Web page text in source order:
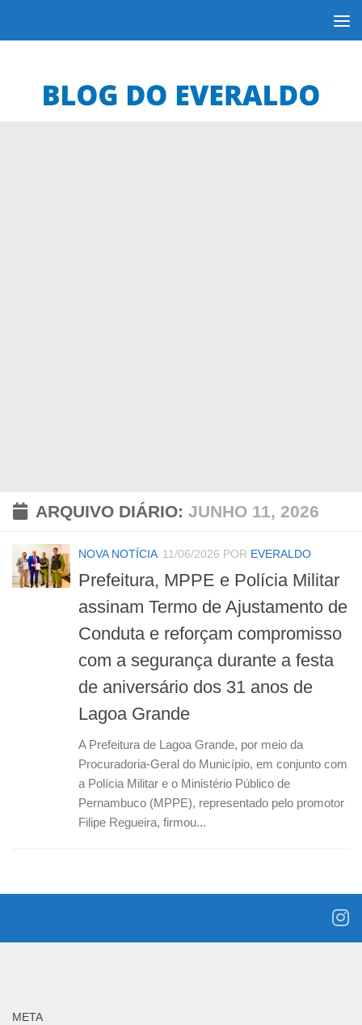
ARQUIVO DIÁRIO: JUNHO 11, 2026
NOVA NOTÍCIA 11/06/2026 POR EVERALDO
Prefeitura, MPPE e Polícia Militar
assinam Termo de Ajustamento de
Conduta e reforçam compromisso
com a segurança durante a festa
de aniversário dos 31 anos de
Lagoa Grande
A Prefeitura de Lagoa Grande, por meio da
Procuradoria-Geral do Município, em conjunto com
a Polícia Militar e o Ministério Público de
Pernambuco (MPPE), representado pelo promotor
Filipe Regueira, firmou...
META